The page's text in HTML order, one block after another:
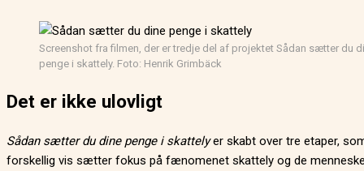
Screenshot fra filmen, der er tredje del af projektet Sådan sætter du
penge i skattely. Foto: Henrik Grimbäck
Det er ikke ulovligt
Sådan sætter du dine penge i skattelyer skabt over tre etaper,
forskellig vis sætter fokus på fænomenet skattely og de